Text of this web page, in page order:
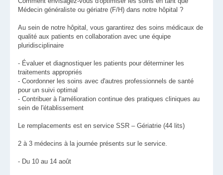
Médecin généraliste ou gériatre (F/H) dans notre hôpital ?
Au sein de notre hôpital, vous garantirez des soins médicaux de
qualité aux patients en collaboration avec une équipe
pluridisciplinaire
- Évaluer et diagnostiquer les patients pour déterminer les
traitements appropriés
- Coordonner les soins avec d'autres professionnels de santé
pour un suivi optimal
- Contribuer à l'amélioration continue des pratiques cliniques au
sein de l'établissement
Le remplacements est en service SSR – Gériatrie (44 lits)
2 à 3 médecins à la journée présents sur le service.
- Du 10 au 14 août